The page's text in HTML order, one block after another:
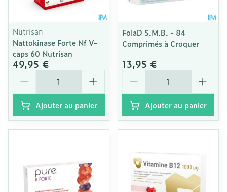
Nutrisan
Nattokinase Forte Nf V-
caps 60 Nutrisan
49,95 €
Ajouter au panier
FolaD S.M.B. - 84
Comprimés à Croquer
13,95 €
Ajouter au panier